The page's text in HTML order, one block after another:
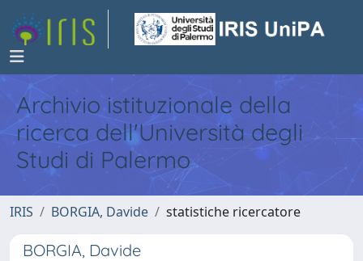
Archivio istituzionale della
ricerca dell'Università degli
Studi di Palermo
IRIS BORGIA, Davide statistiche ricercatore
BORGIA, Davide